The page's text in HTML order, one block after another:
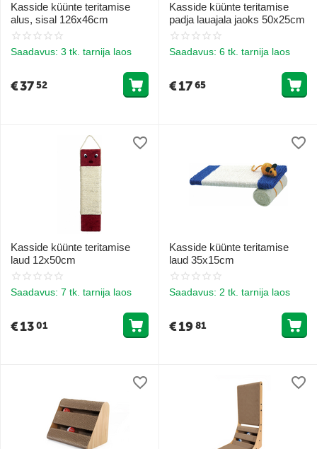
Kasside küünte teritamise
alus, sisal 126x46cm
Saadavus: 3 tk. tarnija laos
€3752
Kasside küünte teritamise
padja lauajala jaoks 50x25cm
Saadavus: 6 tk. tarnija laos
€1765
Kasside küünte teritamise
laud 12x50cm
Saadavus: 7 tk. tarnija laos
€1301
Kasside küünte teritamise
laud 35x15cm
Saadavus: 2 tk. tarnija laos
€1981